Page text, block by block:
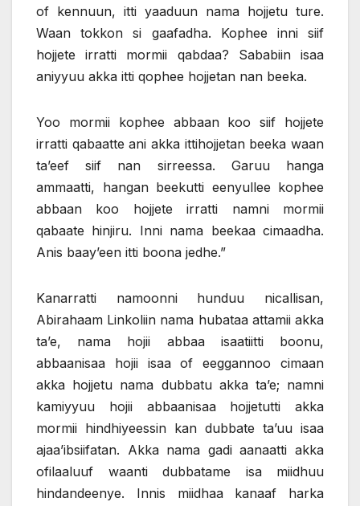
of kennuun, itti yaaduun nama hojjetu ture.
Waan tokkon si gaafadha. Kophee inni siif
hojjete irratti mormii qabdaa? Sababiin isaa
aniyyuu akka itti qophee hojjetan nan beeka.
Yoo mormii kophee abbaan koo siif hojjete
irratti qabaatte ani akka ittihojjetan beeka waan
ta’eef siif nan sirreessa. Garuu hanga
ammaatti, hangan beekutti eenyullee kophee
abbaan koo hojjete irratti namni mormii
qabaate hinjiru. Inni nama beekaa cimaadha.
Anis baay’een itti boona jedhe.”
Kanarratti namoonni hunduu nicallisan,
Abirahaam Linkoliin nama hubataa attamii akka
ta’e, nama hojii abbaa isaatiitti boonu,
abbaanisaa hojii isaa of eeggannoo cimaan
akka hojjetu nama dubbatu akka ta’e; namni
kamiyyuu hojii abbaanisaa hojjetutti akka
mormii hindhiyeessin kan dubbate ta’uu isaa
ajaa’ibsiifatan. Akka nama gadi aanaatti akka
ofilaaluuf waanti dubbatame isa miidhuu
hindandeenye. Innis miidhaa kanaaf harka